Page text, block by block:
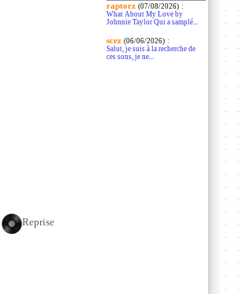
Reprise
raptorz (07/08/2026):
What About My Love by
Johnnie Taylor Qui a samplé...
scez (06/06/2026):
Salut, je suis à la recherche de
ces sons, je ne...